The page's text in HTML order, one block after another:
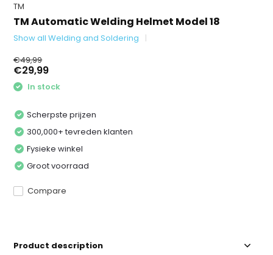
TM
TM Automatic Welding Helmet Model 18
Show all Welding and Soldering
€49,99
€29,99
In stock
Scherpste prijzen
300,000+ tevreden klanten
Fysieke winkel
Groot voorraad
Compare
Product description